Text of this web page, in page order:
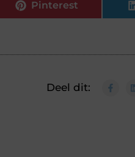
Pinterest
Deel dit: